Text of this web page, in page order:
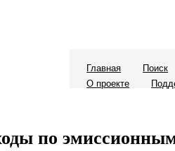
Главная Поиск
О проекте
по